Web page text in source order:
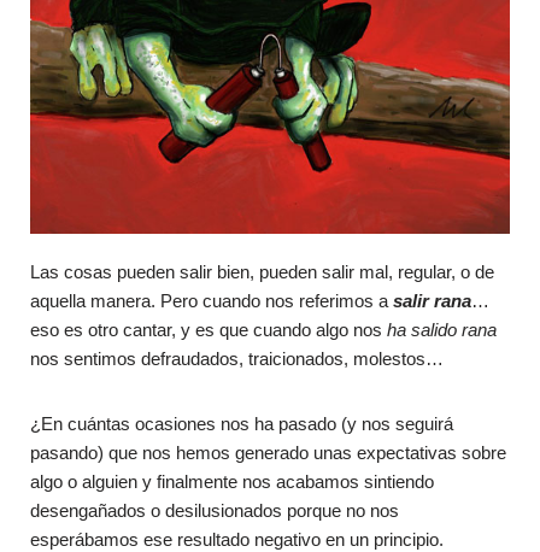
Las cosas pueden salir bien, pueden salir mal, regular, o de
aquella manera. Pero cuando nos referimos a salir rana…
eso es otro cantar, y es que cuando algo nos ha salido rana
nos sentimos defraudados, traicionados, molestos…
¿En cuántas ocasiones nos ha pasado (y nos seguirá
pasando) que nos hemos generado unas expectativas sobre
algo o alguien y finalmente nos acabamos sintiendo
desengañados o desilusionados porque no nos
esperábamos ese resultado negativo en un principio.